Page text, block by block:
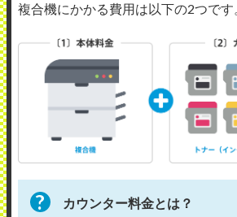
複合機にかかる費用は以下の2つです
カウンター料金とは？